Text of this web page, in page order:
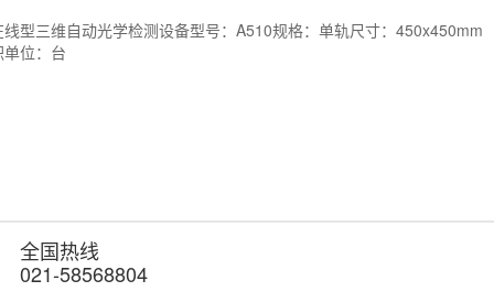
型三维自动光学检测设备型号：A510规格：单轨尺寸：450x450mm
位：台
全国热线
021-58568804